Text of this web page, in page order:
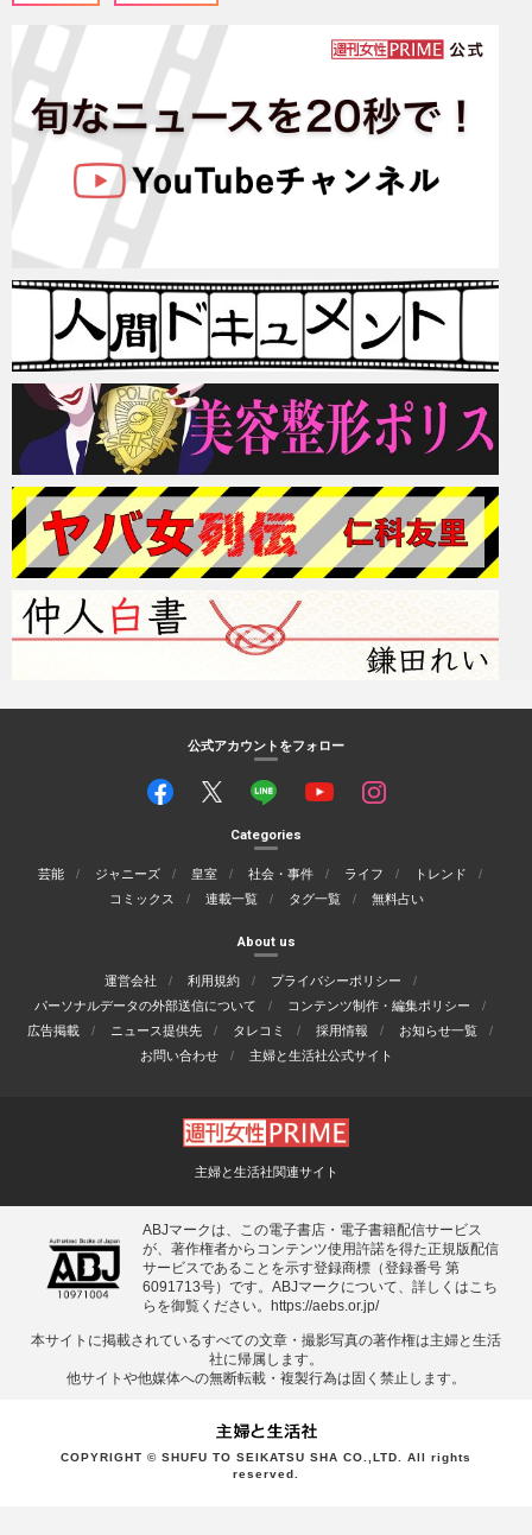
公式アカウントをフォロー
Categories
芸能 ジャニーズ 皇室 社会・事件 ライフ
トレンド
コミックス
連載一覧 タグ一覧 無料占い
About us
運営会社 利用規約
プライバシーポリシー
パーソナルデータの外部送信について
コンテンツ制作・編集ポリシー
広告掲載
ニュース提供先 タレコミ 採用情報
お知らせ一覧
お問い合わせ
主婦と生活社公式サイト
主婦と生活社関連サイト
ABJマークは、この電子書店・電子書籍配信サービス
が、著作権者からコンテンツ使用許諾を得た正規版配信
サービスであることを示す登録商標（登録番号 第
6091713号）です。ABJマークについて、詳しくはこち
らを御覧ください。
https://aebs.or.jp/
本サイトに掲載されているすべての⽂章・撮影写真の著作権は主婦と⽣活
社に帰属します。
他サイトや他媒体への無断転載・複製⾏為は固く禁⽌します。
COPYRIGHT © SHUFU TO SEIKATSU SHA CO.,LTD. All rights
reserved.